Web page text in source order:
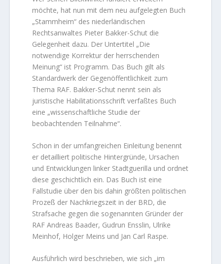
möchte, hat nun mit dem neu aufgelegten Buch
„Stammheim“ des niederländischen
Rechtsanwaltes Pieter Bakker-Schut die
Gelegenheit dazu. Der Untertitel „Die
notwendige Korrektur der herrschenden
Meinung“ ist Programm. Das Buch gilt als
Standardwerk der Gegenöffentlichkeit zum
Thema RAF. Bakker-Schut nennt sein als
juristische Habilitationsschrift verfaßtes Buch
eine „wissenschaftliche Studie der
beobachtenden Teilnahme“.
Schon in der umfangreichen Einleitung benennt
er detailliert politische Hintergründe, Ursachen
und Entwicklungen linker Stadtguerilla und ordnet
diese geschichtlich ein. Das Buch ist eine
Fallstudie über den bis dahin größten politischen
Prozeß der Nachkriegszeit in der BRD, die
Strafsache gegen die sogenannten Gründer der
RAF Andreas Baader, Gudrun Ensslin, Ulrike
Meinhof, Holger Meins und Jan Carl Raspe.
Ausführlich wird beschrieben, wie sich „im